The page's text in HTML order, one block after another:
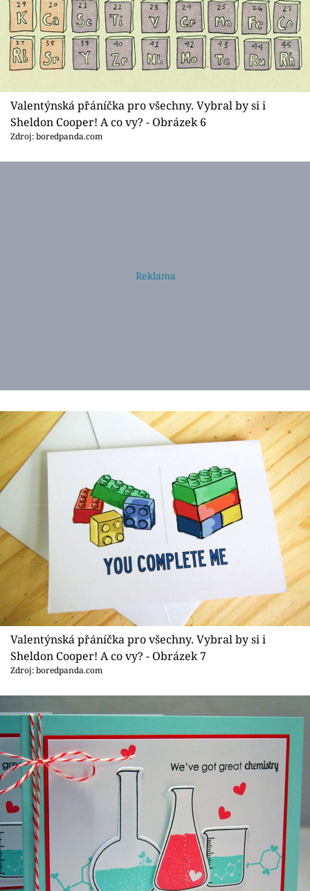
Valentýnská přáníčka pro všechny. Vybral by si i
Sheldon Cooper! A co vy? - Obrázek 6
Zdroj: boredpanda.com
Valentýnská přáníčka pro všechny. Vybral by si i
Sheldon Cooper! A co vy? - Obrázek 7
Zdroj: boredpanda.com